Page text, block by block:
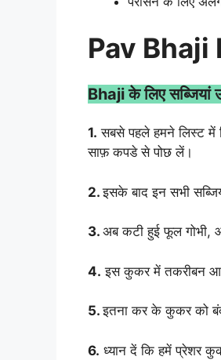
Pav Bhaji
Bhaji के लिए सब्जियां
1. सबसे पहले हमने लिस्ट में
साफ़ कपडे से पोछ लें।
2.इसके बाद इन सभी
3. अब कटी हुई फूल गोभी,
4. इस कुकर में तकरीबन
5.इतना कर के कुकर को
6. ध्यान दें कि हमें प्रेशर